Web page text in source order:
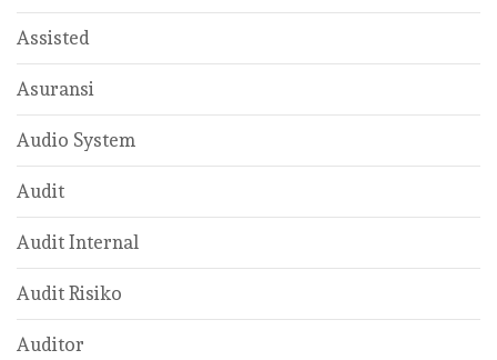
Assisted
Asuransi
Audio System
Audit
Audit Internal
Audit Risiko
Auditor